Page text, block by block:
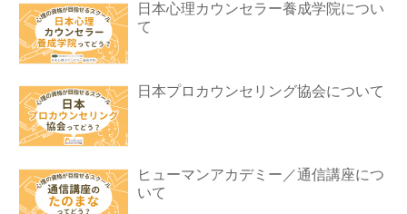
日本心理カウンセラー養成学院につい
て
日本プロカウンセリング協会について
ヒューマンアカデミー／通信講座につ
いて